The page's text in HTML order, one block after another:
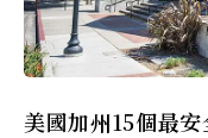
美國加州15個最安